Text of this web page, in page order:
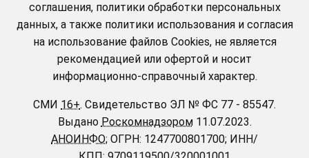
соглашения, политики обработки персональных
данных, а также политики использования и согласия
на использование файлов Cookies, не является
рекомендацией или офертой и носит
информационно-справочный характер.
СМИ 16+. Свидетельство ЭЛ № ФС 77 - 85547.
Выдано Роскомнадзором11.07.2023.
АНОИНФО; ОГРН: 1247700801700; ИНН/